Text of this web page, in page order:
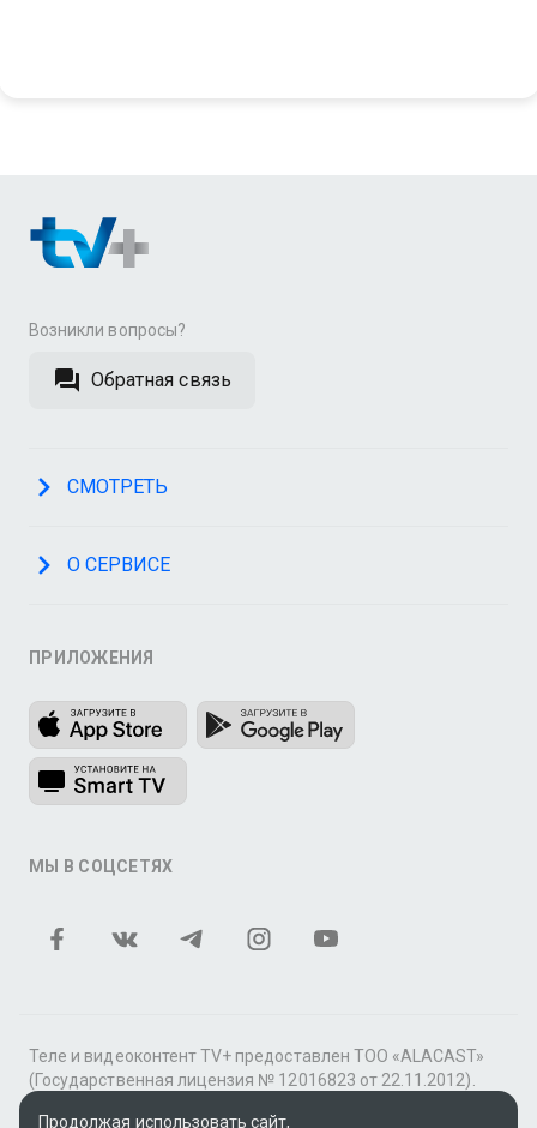
Возникли вопросы?
Обратная связь
СМОТРЕТЬ
О СЕРВИСЕ
ПРИЛОЖЕНИЯ
МЫ В СОЦСЕТЯХ
Теле и видеоконтент TV+ предоставлен ТОО «ALACAST»
(Государственная лицензия № 12016823 от 22.11.2012).
В рамках услуги «Видео по подписке» для «Пакета
Продолжая использовать сайт,